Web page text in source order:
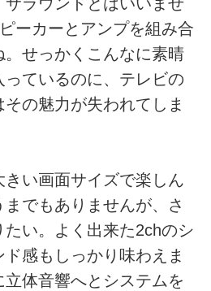
ーカーとアンプを組み合
せっかくこんなに素晴
っているのに、テレビの
の魅力が失われてしま
い画面サイズで楽しん
でもありませんが、さ
たい。よく出来た2chのシ
感もしっかり味わえま
体音響へとシステムを